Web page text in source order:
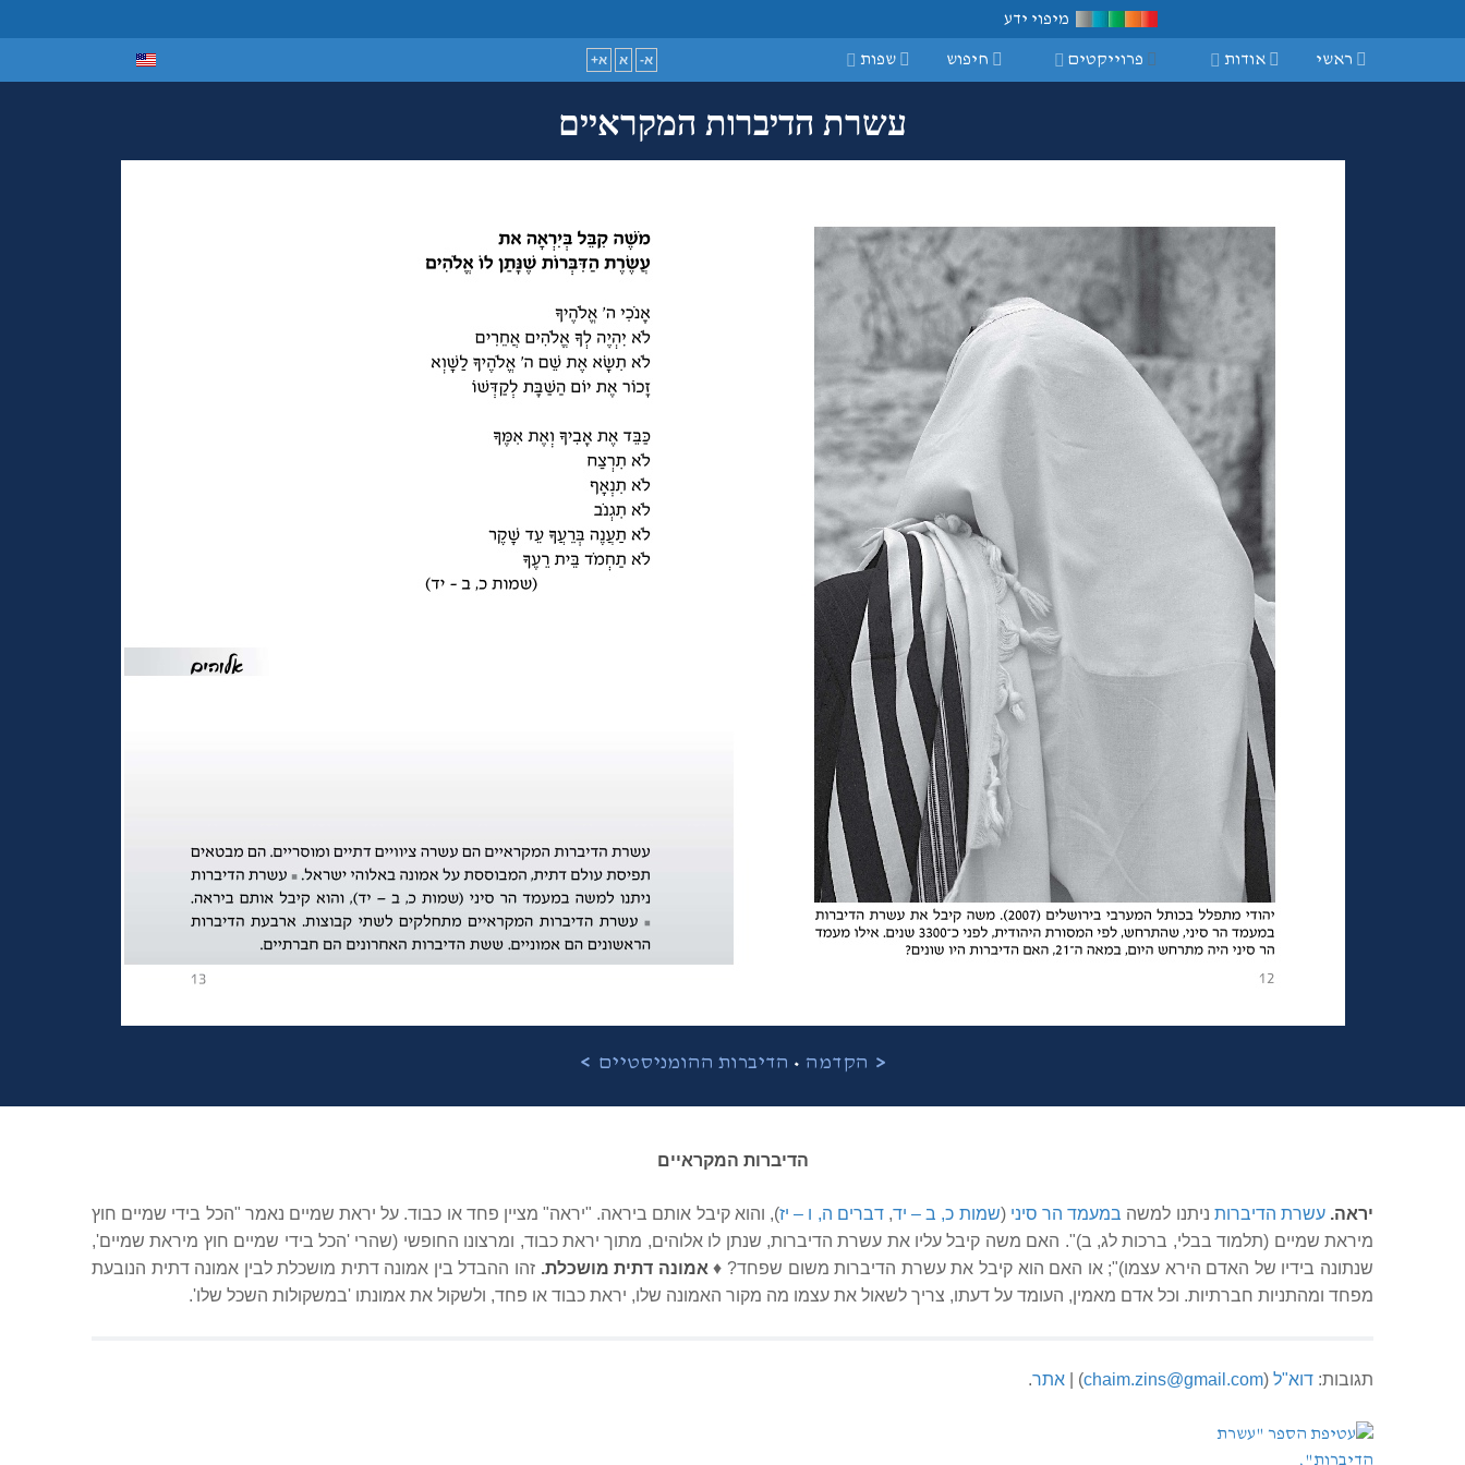
מיפוי ידע
ראשי אודות פרוייקטים חיפוש שפות א- א א+
עשרת הדיברות המקראיים
< הקדמה • הדיברות ההומניסטיים >
הדיברות המקראיים
יראה. עשרת הדיברות ניתנו למשה במעמד הר סיני (שמות כ, ב – יד,דברים ה, ו – יז), והוא קיבל אותם ביראה. "יראה" מציין פחד או כבוד. על יראת שמיים נאמר "הכל בידי שמיים חוץ
מיראת שמיים (תלמוד בבלי, ברכות לג, ב)". האם משה קיבל עליו את עשרת הדיברות, שנתן לו אלוהים, מתוך יראת כבוד, ומרצונו החופשי (שהרי 'הכל בידי שמיים חוץ מיראת שמיים',
שנתונה בידיו של האדם הירא עצמו)"; או האם הוא קיבל את עשרת הדיברות משום שפחד? ♦ אמונה דתית מושכלת.זהו ההבדל בין אמונה דתית מושכלת לבין אמונה דתית הנובעת
מפחד ומהתניות חברתיות. וכל אדם מאמין, העומד על דעתו, צריך לשאול את עצמו מה מקור האמונה שלו, יראת כבוד או פחד, ולשקול את אמונתו 'במשקולות השכל שלו'.
תגובות: דוא"ל (
chaim.zins@gmail.com
) | אתר.